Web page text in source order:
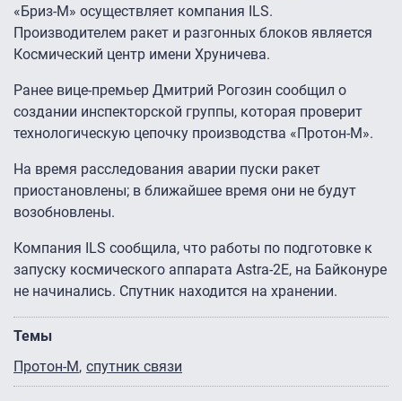
«Бриз-М» осуществляет компания ILS.
Производителем ракет и разгонных блоков является
Космический центр имени Хруничева.
Ранее вице-премьер Дмитрий Рогозин сообщил о
создании инспекторской группы, которая проверит
технологическую цепочку производства «Протон-М».
На время расследования аварии пуски ракет
приостановлены; в ближайшее время они не будут
возобновлены.
Компания ILS сообщила, что работы по подготовке к
запуску космического аппарата Astra-2E, на Байконуре
не начинались. Спутник находится на хранении.
Темы
Протон-М спутник связи